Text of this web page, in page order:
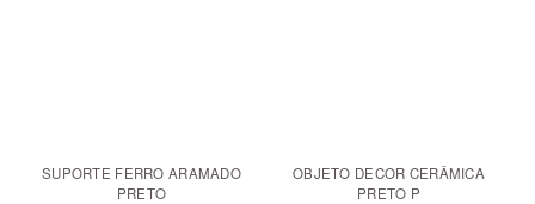
SUPORTE FERRO ARAMADO
PRETO
OBJETO DECOR CERÂMICA
PRETO P